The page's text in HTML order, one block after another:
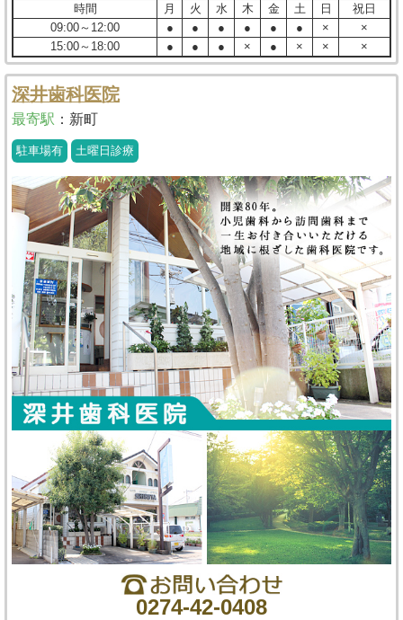
時間 月 火 水 木 金 土 日
祝日
09:00～12:00
● ● ● ● ● ● ×
×
15:00～18:00
● ● ● × ● × × ×
深井歯科医院
最寄駅 ： 新町
駐車場有 土曜日診療
0274-42-0408